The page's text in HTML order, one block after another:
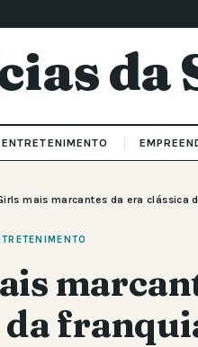
da
ENTRETENIMENTO
mais marcantes da era clássica
da